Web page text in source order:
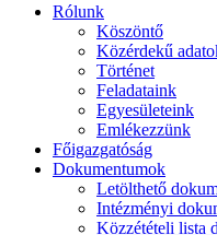
Rólunk
Köszöntő
Közérdekű
Történet
Feladataink
Egyesületeink
Emlékezzünk
Főigazgatóság
Dokumentumok
Letölthető
Intézményi
Közzétételi lista